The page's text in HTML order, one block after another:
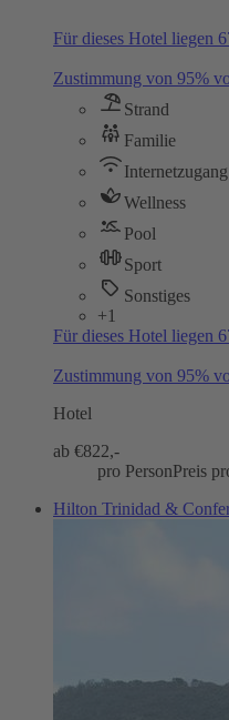
Für dieses Hotel liegen
Zustimmung von 95%
Strand
Familie
Internetzugang
Wellness
Pool
Sport
Sonstiges
+1
Für dieses Hotel liegen
Zustimmung von 95%
Hotel
ab €822,-
pro PersonPreis
Hilton Trinidad &